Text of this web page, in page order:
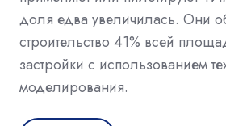
доля едва увеличилась. Они
строительство 41% всей
застройки с использованием
моделирования.